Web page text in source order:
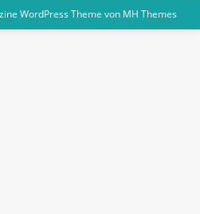
WordPress Theme von MH Themes